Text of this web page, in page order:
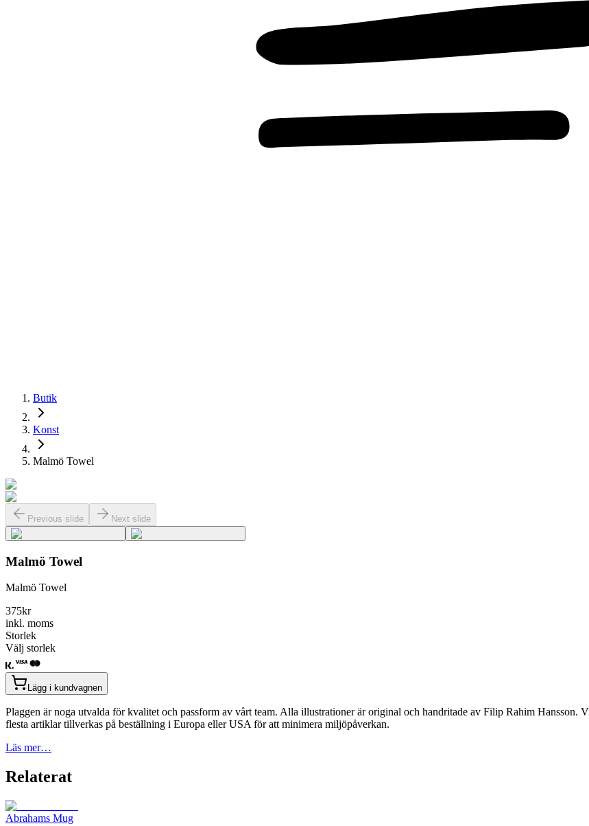
Butik
Konst
Malmö Towel
Previous slide Next slide
Malmö Towel
Malmö Towel
375kr
inkl. moms
Storlek
Välj storlek
Lägg i kundvagnen
Plaggen är noga utvalda för kvalitet och passform av vårt team. Alla illustrationer är original och handritade av Filip Rahim Hansson.
flesta artiklar tillverkas på beställning i Europa eller USA för att minimera miljöpåverkan.
Läs mer…
Relaterat
Abrahams Mug